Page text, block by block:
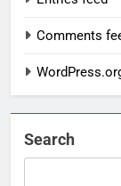
Comments
Search